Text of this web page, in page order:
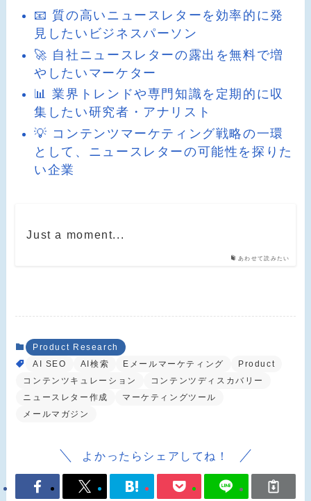
📧 質の高いニュースレターを効率的に発
見したいビジネスパーソン
🚀 自社ニュースレターの露出を無料で増
やしたいマーケター
📊 業界トレンドや専門知識を定期的に収
集したい研究者・アナリスト
💡 コンテンツマーケティング戦略の一環
として、ニュースレターの可能性を探りた
い企業
あわせて読みたい
Just a moment...
Product Research
AI SEO
AI検索 Eメールマーケティング
Product
コンテンツキュレーション
コンテンツディスカバリー
ニュースレター作成
マーケティングツール
メールマガジン
よかったらシェアしてね！